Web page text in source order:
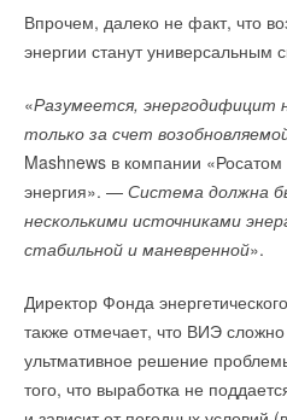
Впрочем, далеко не факт, что
энергии станут универсальным
«Разумеется, энергодифицит
только за счет
Mashnews в компании
энергия». — Система должна
несколькими источниками
стабильной и маневренной».
Директор Фонда
также отмечает, что ВИЭ сложно
ультмативное решение
того, что выработка не
Комментарии
В этой теме еще нет комментариев
Добавить комментарий
Ваше имя *